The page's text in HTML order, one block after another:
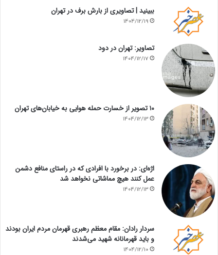
ببینید | تصاویری از بارش برف در تهران
1404/12/19
تصاویر: تهران در دود
1404/12/17
۱۰ تصویر از خسارت حمله هوایی به خیابان‌های تهران
1404/12/13
اژه‌ای: در برخورد با افرادی که در راستای منافع دشمن
عمل کنند هیچ مماشاتی نخواهد شد
1404/12/13
سردار رادان: مقام معظم رهبری قهرمان مردم ایران بودند
و باید قهرمانانه شهید می‌شدند
1404/12/10